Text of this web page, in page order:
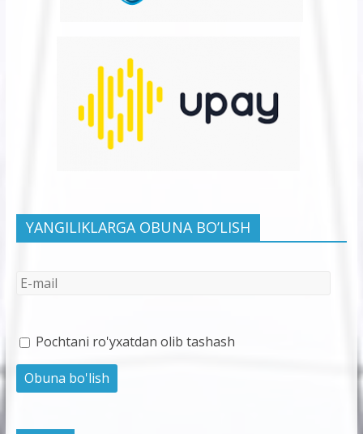
YANGILIKLARGA OBUNA BO’LISH
Pochtani ro'yxatdan olib tashash